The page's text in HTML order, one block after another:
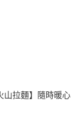
山拉麵】隨時暖心